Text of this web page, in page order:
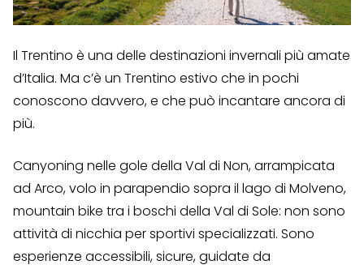
Il Trentino è una delle destinazioni invernali più amate
d’Italia. Ma c’è un Trentino estivo che in pochi
conoscono davvero, e che può incantare ancora di
più.
Canyoning nelle gole della Val di Non, arrampicata
ad Arco, volo in parapendio sopra il lago di Molveno,
mountain bike tra i boschi della Val di Sole: non sono
attività di nicchia per sportivi specializzati. Sono
esperienze accessibili, sicure, guidate da